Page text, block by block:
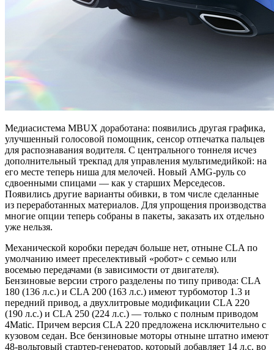
Медиасистема MBUX доработана: появились другая графика,
улучшенный голосовой помощник, сенсор отпечатка пальцев
для распознавания водителя. С центрального тоннеля исчез
дополнительный трекпад для управления мультимедийкой: на
его месте теперь ниша для мелочей. Новый AMG-руль со
сдвоенными спицами — как у старших Мерседесов.
Появились другие варианты обивки, в том числе сделанные
из переработанных материалов. Для упрощения производства
многие опции теперь собраны в пакеты, заказать их отдельно
уже нельзя.
Механической коробки передач больше нет, отныне CLA по
умолчанию имеет преселективый «робот» с семью или
восемью передачами (в зависимости от двигателя).
Бензиновые версии строго разделены по типу привода: CLA
180 (136 л.с.) и CLA 200 (163 л.с.) имеют турбомотор 1.3 и
передний привод, а двухлитровые модификации CLA 220
(190 л.с.) и CLA 250 (224 л.с.) — только с полным приводом
4Matic. Причем версия CLA 220 предложена исключительно с
кузовом седан. Все бензиновые моторы отныне штатно имеют
48-вольтовый стартер-генератор, который добавляет 14 л.с. во